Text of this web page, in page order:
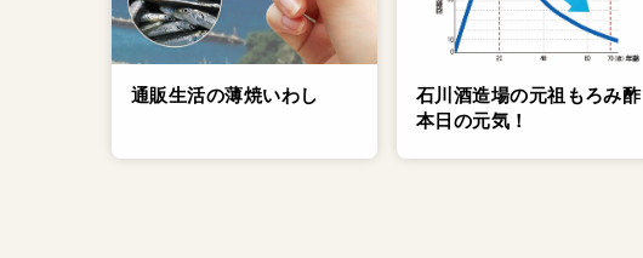
通販生活の薄焼いわし
石川酒造場の元祖もろみ酢
本日の元気！